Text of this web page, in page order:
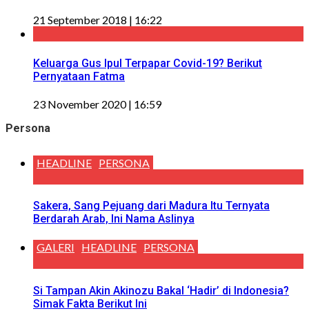
21 September 2018 | 16:22
Keluarga Gus Ipul Terpapar Covid-19? Berikut
Pernyataan Fatma
23 November 2020 | 16:59
Persona
HEADLINE PERSONA
Sakera, Sang Pejuang dari Madura Itu Ternyata
Berdarah Arab, Ini Nama Aslinya
GALERI HEADLINE PERSONA
Si Tampan Akin Akinozu Bakal ‘Hadir’ di Indonesia?
Simak Fakta Berikut Ini